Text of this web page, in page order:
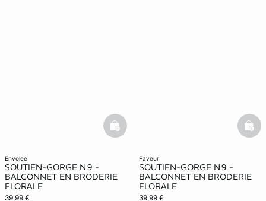
envolee
SOUTIEN-GORGE N.9 -
BALCONNET EN BRODERIE
FLORALE
39,99 €
basketfull
faveur
SOUTIEN-GORGE N.9 -
BALCONNET EN BRODERIE
FLORALE
39,99 €